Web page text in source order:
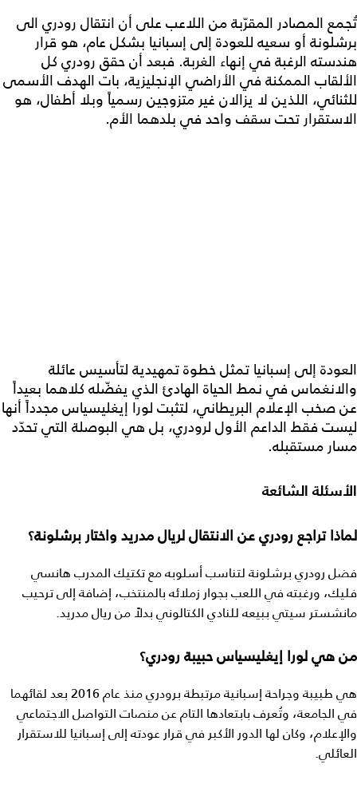
تُجمع المصادر المقرّبة من اللاعب على أن انتقال رودري الى
برشلونة أو سعيه للعودة إلى إسبانيا بشكل عام، هو قرار
هندسته الرغبة في إنهاء الغربة. فبعد أن حقق رودري كل
الألقاب الممكنة في الأراضي الإنجليزية، بات الهدف الأسمى
للثنائي، اللذين لا يزالان غير متزوجين رسمياً وبلا أطفال، هو
الاستقرار تحت سقف واحد في بلدهما الأم.
العودة إلى إسبانيا تمثل خطوة تمهيدية لتأسيس عائلة
والانغماس في نمط الحياة الهادئ الذي يفضّله كلاهما بعيداً
عن صخب الإعلام البريطاني، لتثبت لورا إيغليسياس مجدداً أنها
ليست فقط الداعم الأول لرودري، بل هي البوصلة التي تحدّد
مسار مستقبله.
الأسئلة الشائعة
لماذا تراجع رودري عن الانتقال لريال مدريد واختار برشلونة؟
فضل رودري برشلونة لتناسب أسلوبه مع تكتيك المدرب هانسي
فليك، ورغبته في اللعب بجوار زملائه بالمنتخب، إضافة إلى ترحيب
مانشستر سيتي ببيعه للنادي الكتالوني بدلاً من ريال مدريد.
من هي لورا إيغليسياس حبيبة رودري؟
هي طبيبة وجراحة إسبانية مرتبطة برودري منذ عام 2016 بعد لقائهما
في الجامعة، وتُعرف بابتعادها التام عن منصات التواصل الاجتماعي
والإعلام، وكان لها الدور الأكبر في قرار عودته إلى إسبانيا للاستقرار
العائلي.